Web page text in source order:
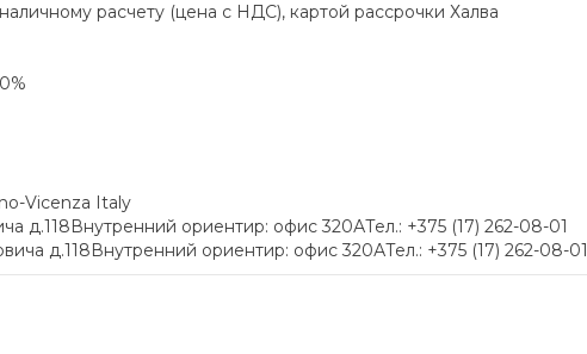
расчету (цена с НДС), картой рассрочки Халва
Vicenza Italy
д.118Внутренний ориентир: офис 320АТел.: +375 (17) 262-08-01
д.118Внутренний ориентир: офис 320АТел.: +375 (17) 262-08-01